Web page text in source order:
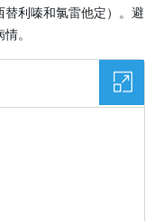
利嗪和氯雷他定）。避
。